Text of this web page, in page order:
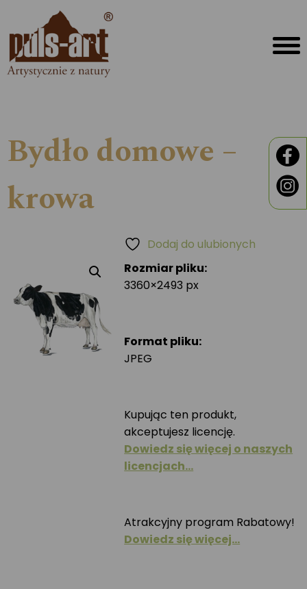
Bydło domowe –
krowa
Rozmiar pliku:
3360×2493 px
Format pliku:
JPEG
Kupując ten produkt,
akceptujesz licencję.
Dowiedz się więcej o naszych
licencjach…
Atrakcyjny program Rabatowy!
Dowiedz się więcej…
Dodaj do ulubionych